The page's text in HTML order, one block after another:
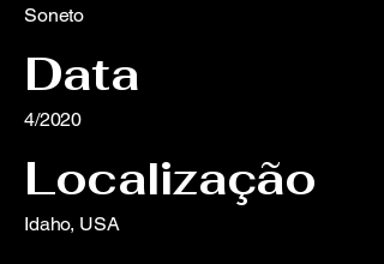
Soneto
Data
4/2020
Localização
Idaho, USA